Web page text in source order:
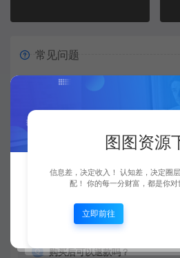
常见问题
资源是每天更新吗？
源码、模板等等资源。
查看详情
购买后可以退款吗？
图图资源
信息差，决定收入！ 认知差，决定圈
配！ 你的每一分财富，都是你对
立即前往